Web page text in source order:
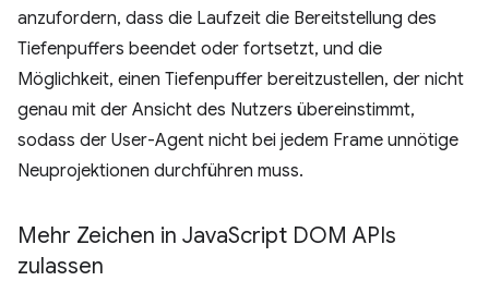
anzufordern, dass die Laufzeit die Bereitstellung des
Tiefenpuffers beendet oder fortsetzt, und die
Möglichkeit, einen Tiefenpuffer bereitzustellen, der nicht
genau mit der Ansicht des Nutzers übereinstimmt,
sodass der User-Agent nicht bei jedem Frame unnötige
Neuprojektionen durchführen muss.
Mehr Zeichen in JavaScript DOM APIs
zulassen